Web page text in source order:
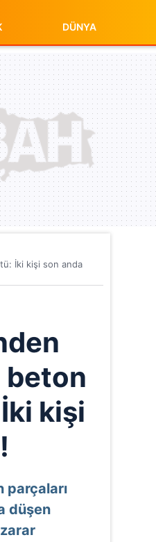
DÜNYA
İki kişi son anda
beton
kişi
parçaları
düşen